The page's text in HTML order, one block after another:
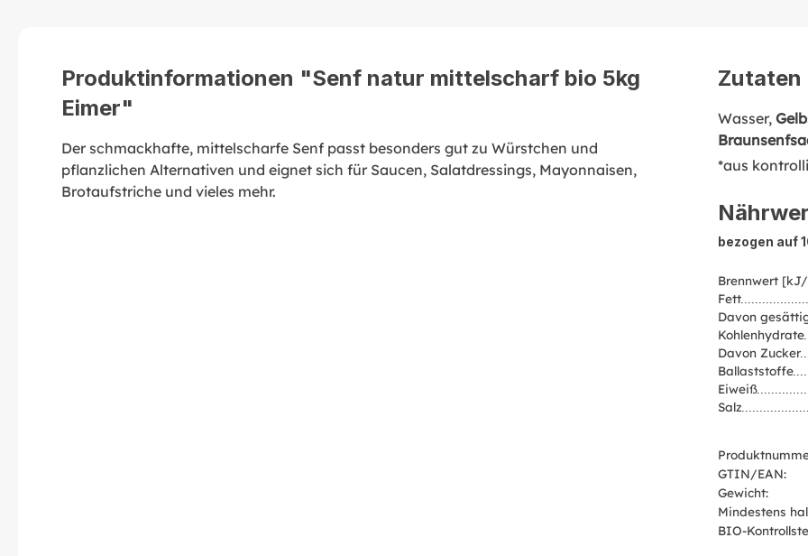
Produktinformationen "Senf natur mittelscharf bio 5kg
Eimer"
Der schmackhafte, mittelscharfe Senf passt besonders gut zu Würstchen und
pflanzlichen Alternativen und eignet sich für Saucen, Salatdressings, Mayonnaisen,
Brotaufstriche und vieles mehr.
Zutaten
Wasser,
*aus
bezogen auf
Brennwert
Fett
Davon
Kohlenhydrate
Davon Zucker
Ballaststoffe
Eiweiß
Salz
GTIN/EAN:
Gewicht:
Mindestens
BIO-